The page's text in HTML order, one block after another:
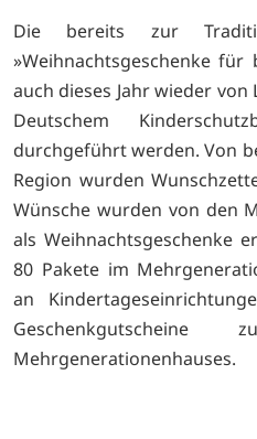
Die bereits zur
»Weihnachtsgeschenke
auch dieses Jahr wieder
Deutschem
durchgeführt werden. Von
Region wurden
Wünsche wurden von den
als Weihnachtsgeschenke
80 Pakete im
an
Mehrgenerationenhauses.